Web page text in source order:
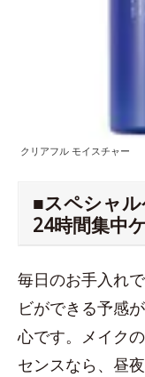
クリアフル モイスチャー
■スペシャ
24時間集中
毎日のお手入れ
ビができる予感
心です。メイク
センスなら、昼